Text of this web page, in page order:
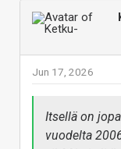
Jun 17, 2026
Itsellä on
vuodelta